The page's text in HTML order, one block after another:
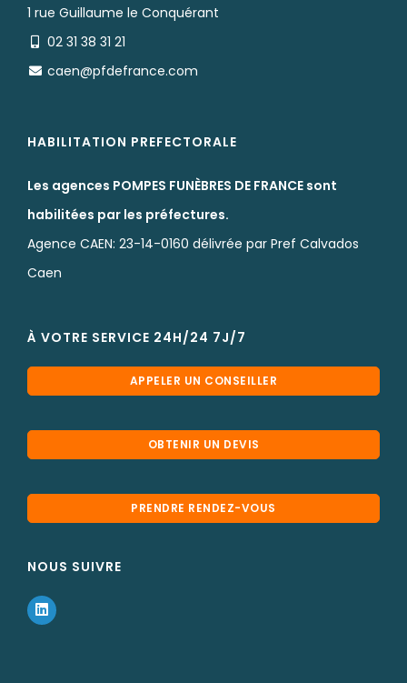
1 rue Guillaume le Conquérant
02 31 38 31 21
caen@pfdefrance.com
HABILITATION PREFECTORALE
Les agences POMPES FUNÈBRES DE FRANCE sont
habilitées par les préfectures.
Agence CAEN: 23-14-0160 délivrée par Pref Calvados
Caen
À VOTRE SERVICE 24H/24 7J/7
APPELER UN CONSEILLER
OBTENIR UN DEVIS
PRENDRE RENDEZ-VOUS
NOUS SUIVRE